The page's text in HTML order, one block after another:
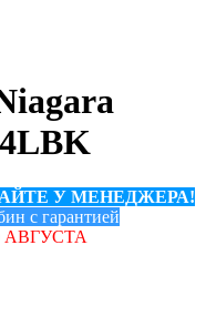
У МЕНЕДЖЕРА!
с гарантией
АВГУСТА